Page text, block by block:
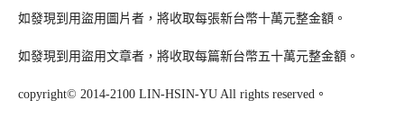
如發現到用盜用圖片者，將收取每張新台幣十萬元整金額。
如發現到用盜用文章者，將收取每篇新台幣五十萬元整金額。
copyright© 2014-2100 LIN-HSIN-YU All rights reserved。